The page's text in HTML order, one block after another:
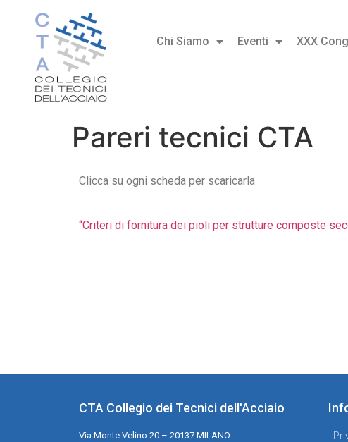
Chi Siamo Eventi XXX
Pareri tecnici CTA
Clicca su ogni scheda per scaricarla
“Criteri di fornitura dei pioli per strutture composte
CTA Collegio dei Tecnici dell'Acciaio
Via Monte Velino 20 – 20137 MILANO